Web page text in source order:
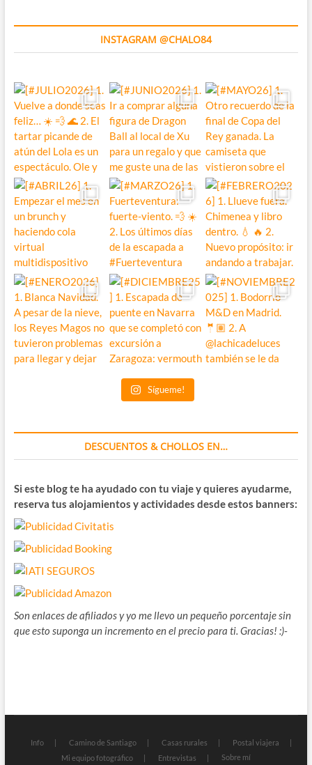
INSTAGRAM @CHALO84
Sígueme!
DESCUENTOS & CHOLLOS EN…
Si este blog te ha ayudado con tu viaje y quieres ayudarme,
reserva tus alojamientos y actividades desde estos banners:
Son enlaces de afiliados y yo me llevo un pequeño porcentaje sin
que esto suponga un incremento en el precio para ti. Gracias! :)-
Info Camino de Santiago Casas rurales
Postal viajera
Mi equipo fotográfico
Entrevistas Sobre mí